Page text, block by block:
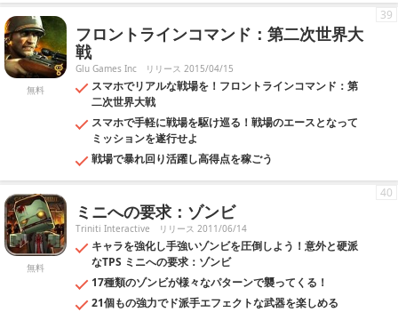
無料
フロントラインコマンド：第二次世界大
戦
Glu Games Inc リリース 2015/04/15
スマホでリアルな戦場を！フロントラインコマンド：第
二次世界大戦
スマホで手軽に戦場を駆け巡る！戦場のエースとなって
ミッションを遂行せよ
戦場で暴れ回り活躍し高得点を稼ごう
39
無料
ミニへの要求：ゾンビ
Triniti Interactive リリース 2011/06/14
キャラを強化し手強いゾンビを圧倒しよう！意外と硬派
なTPS ミニへの要求：ゾンビ
17種類のゾンビが様々なパターンで襲ってくる！
21個もの強力でド派手エフェクトな武器を楽しめる
40